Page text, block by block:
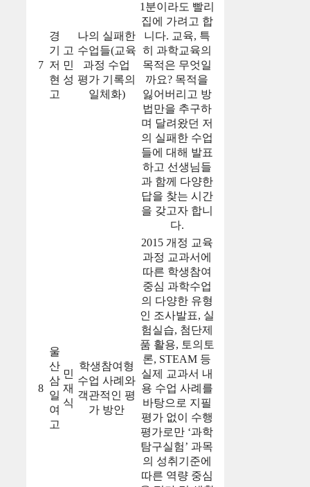
7
경
기
저
현
고
고
민
성
나의 실패한
수업들(교육
과정 수업
평가 기록의
일체화)
1분이라도 빨리
집에 가려고 합
니다. 교육, 특
히 과학교육의
목적은 무엇일
까요? 목적을
잃어버리고 방
법만을 추구하
며 달려왔던 저
의 실패한 수업
들에 대해 발표
하고 선생님들
과 함께 다양한
답을 찾는 시간
을 갖고자 합니
다.
8
울
산
삼
일
여
고
민
재
식
학생참여형
수업 사례와
객관적인 평
가 방안
2015 개정 교육
과정 교과서에
따른 학생참여
중심 과학수업
의 다양한 유형
인 조사발표, 실
험실습, 첨단제
품 활용, 토의토
론, STEAM 등
실제 교과서 내
용 수업 사례를
바탕으로 지필
평가 없이 수행
평가로만 ‘과학
탐구실험’ 과목
의 성취기준에
따른 역량 중심